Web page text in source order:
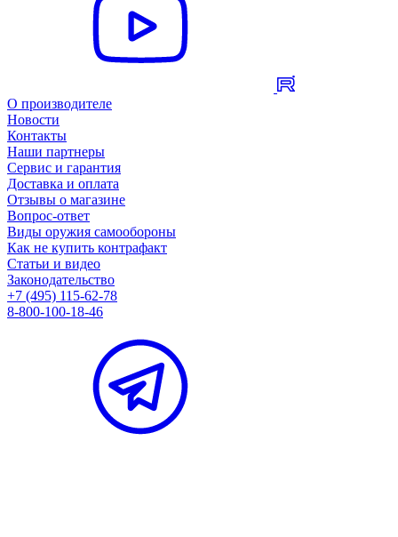
О производителе
Новости
Контакты
Наши партнеры
Сервис и гарантия
Доставка и оплата
Отзывы о магазине
Вопрос-ответ
Виды оружия самообороны
Как не купить контрафакт
Статьи и видео
Законодательство
+7 (495) 115-62-78
8-800-100-18-46